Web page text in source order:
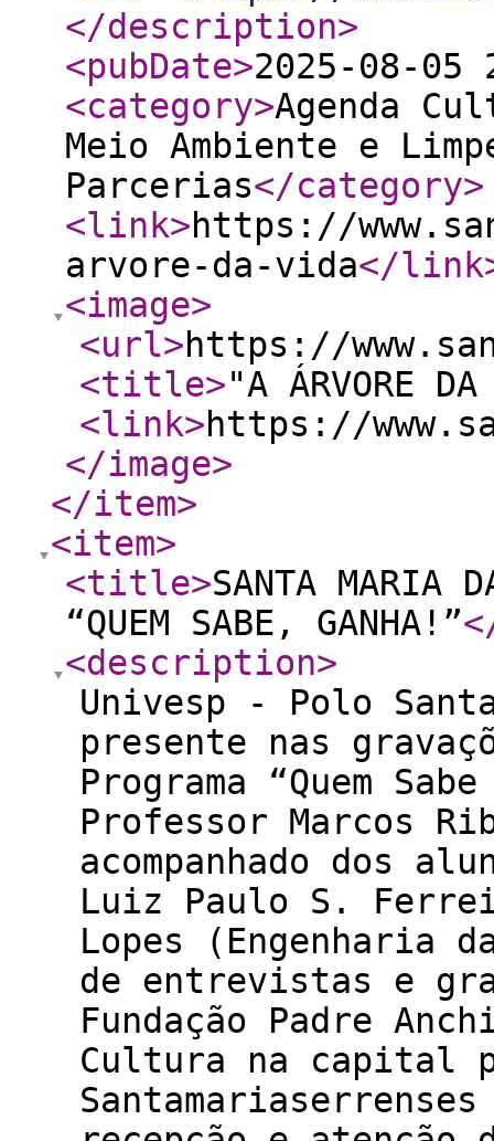
</description>
<pubDate>2025-08-05
<category>Agenda
Meio Ambiente e
Parcerias</category>
<link>https://
arvore-da-vida</link
<image>
<url>https://
<title>"A ÁRVORE
<link>https://
</image>
</item>
<item>
<title>SANTA MARIA
“QUEM SABE, GANHA!”
<description>
Univesp - Polo
presente nas
Programa “Quem
Professor Marcos
acompanhado dos
Luiz Paulo S.
Lopes (Engenharia
de entrevistas e
Fundação Padre
Cultura na capital